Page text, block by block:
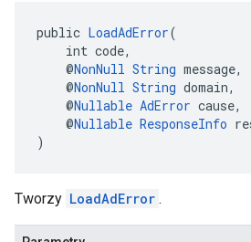
public LoadAdError(
int code,
@NonNull String message,
@NonNull String domain,
@Nullable AdError cause,
@Nullable ResponseInfo
)
Tworzy LoadAdError .